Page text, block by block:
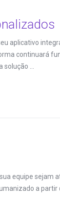
aplicativo
continuará
...
equipe sejam
a partir